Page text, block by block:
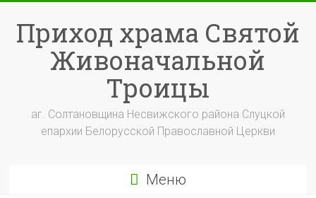
содержимому
Приход храма Святой
Живоначальной
Троицы
аг. Солтановщина Несвижского района Слуцкой
епархии Белорусской Православной Церкви
Меню